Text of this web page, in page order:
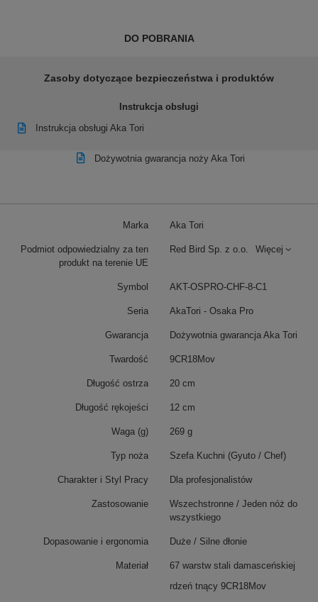
DO POBRANIA
Zasoby dotyczące bezpieczeństwa i produktów
Instrukcja obsługi
Instrukcja obsługi Aka Tori
Dożywotnia gwarancja noży Aka Tori
Marka Aka Tori
Podmiot odpowiedzialny za ten
produkt na terenie UE
Red Bird Sp. z o.o. Więcej
Symbol AKT-OSPRO-CHF-8-C1
Seria AkaTori - Osaka Pro
Gwarancja Dożywotnia gwarancja Aka Tori
Twardość 9CR18Mov
Długość ostrza 20 cm
Długość rękojeści 12 cm
Waga (g) 269 g
Typ noża Szefa Kuchni (Gyuto / Chef)
Charakter i Styl Pracy Dla profesjonalistów
Zastosowanie
Wszechstronne / Jeden nóż do
wszystkiego
Dopasowanie i ergonomia Duże / Silne dłonie
Materiał
67 warstw stali damasceńskiej
rdzeń tnący 9CR18Mov